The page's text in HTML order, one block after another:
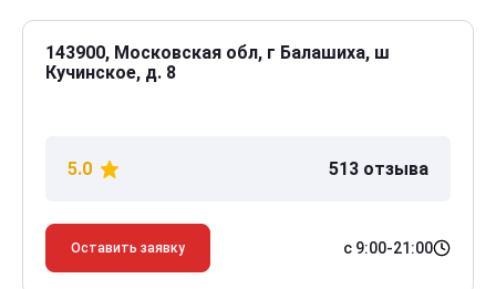
143900, Московская обл, г Балашиха, ш
Кучинское, д. 8
5.0 513 отзыва
Оставить заявку с 9:00-21:00